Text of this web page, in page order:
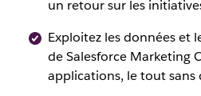
un retour sur les
Exploitez les données et
de Salesforce Marketing
applications, le tout sans